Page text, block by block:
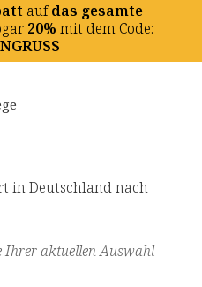
aufdas gesamte
20% mit dem Code:
in Deutschland nach
Ihrer aktuellen Auswahl